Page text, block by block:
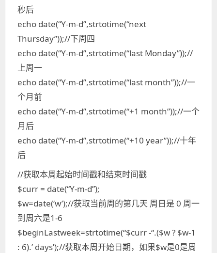
秒后
echo date(“Y-m-d”,strtotime(“next
Thursday”));//下周四
echo date(“Y-m-d”,strtotime(“last Monday”));//
上周一
echo date(“Y-m-d”,strtotime(“last month”));//一
个月前
echo date(“Y-m-d”,strtotime(“+1 month”));//一个
月后
echo date(“Y-m-d”,strtotime(“+10 year”));//十年
后
//获取本周起始时间戳和结束时间戳
$curr = date(“Y-m-d”);
$w=date(‘w’);//获取当前周的第几天 周日是 0 周一
到周六是1-6
$beginLastweek=strtotime(“$curr -“.($w ? $w-1
: 6).’ days’);//获取本周开始日期，如果$w是0是周